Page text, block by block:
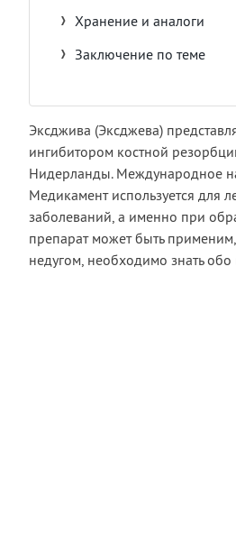
Хранение и аналоги
Заключение по теме
Эксджива (Эксджева)
ингибитором костной
Нидерланды. Международное
Медикамент используется для
заболеваний, а именно при
препарат может быть
недугом, необходимо знать